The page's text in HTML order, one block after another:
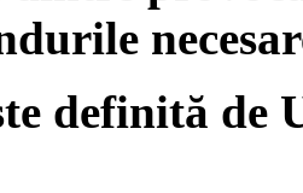
definită de